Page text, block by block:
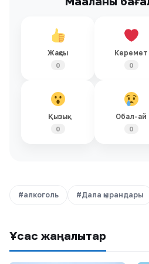
Жақсы
0
Керемет
0
Қызық
0
Обал-ай
0
#алкоголь #Дала қырандары
Ұқсас жаңалықтар